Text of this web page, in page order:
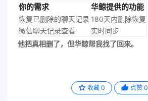
你的需求 华鲸提供的功能
恢复已删除的聊天记录 180天内删除恢复
微信聊天记录查看
实时同步
他把真相删了，但华鲸帮我找了回来。
收藏 0 点赞 0